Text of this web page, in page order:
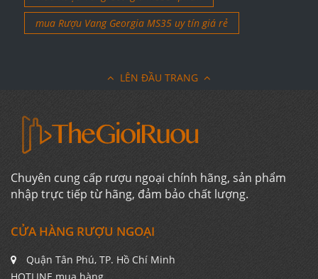
mua Rượu Vang Georgia MS35 uy tín giá rẻ
LÊN ĐẦU TRANG
Chuyên cung cấp rượu ngoại chính hãng, sản phẩm
nhập trực tiếp từ hãng, đảm bảo chất lượng.
CỬA HÀNG RƯỢU NGOẠI
Quận Tân Phú, TP. Hồ Chí Minh